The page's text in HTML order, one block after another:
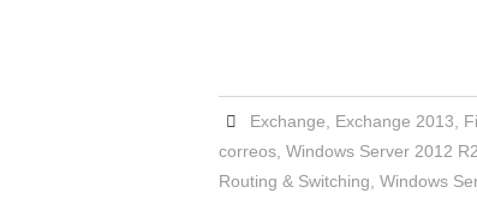
Exchange Exchange 2013
correos Windows Server 2012 R2
Routing & Switching Windows